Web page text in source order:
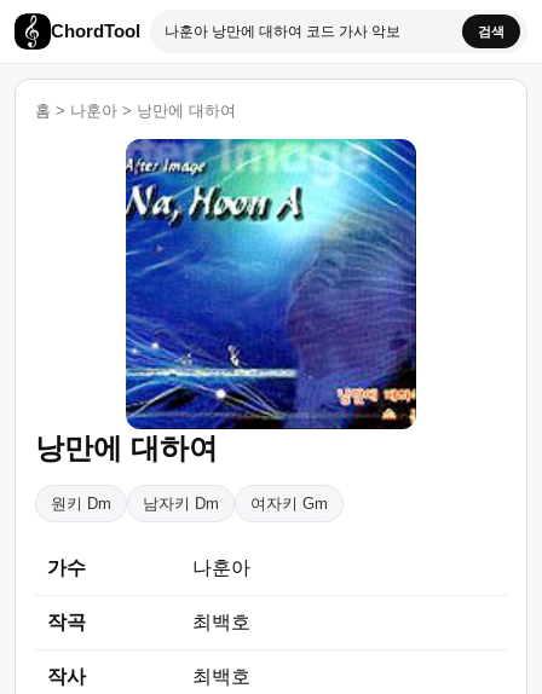
ChordTool 검색
홈 > 나훈아 > 낭만에 대하여
낭만에 대하여
원키 Dm 남자키 Dm 여자키 Gm
가수 나훈아
작곡 최백호
작사 최백호